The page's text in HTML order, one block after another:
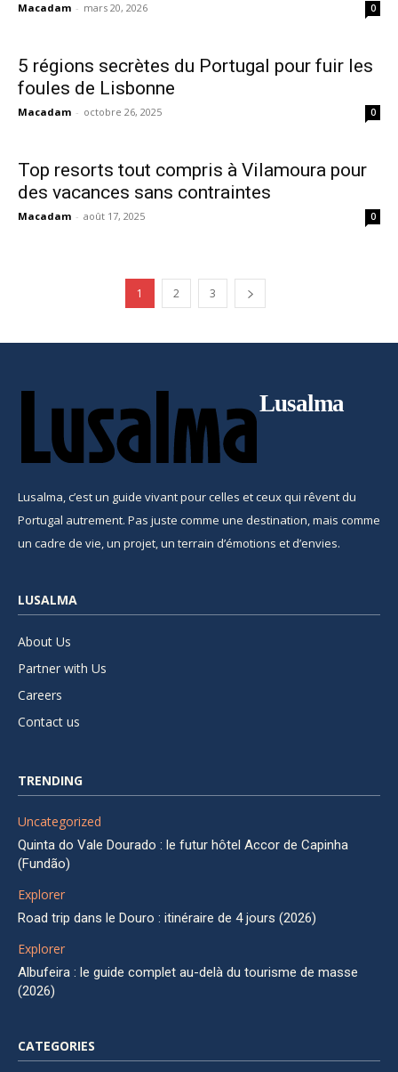
Macadam - mars 20, 2026 0
5 régions secrètes du Portugal pour fuir les
foules de Lisbonne
Macadam - octobre 26, 2025 0
Top resorts tout compris à Vilamoura pour
des vacances sans contraintes
Macadam - août 17, 2025 0
1 2 3
Lusalma
Lusalma, c’est un guide vivant pour celles et ceux qui rêvent du
Portugal autrement. Pas juste comme une destination, mais comme
un cadre de vie, un projet, un terrain d’émotions et d’envies.
LUSALMA
About Us
Partner with Us
Careers
Contact us
TRENDING
Uncategorized
Quinta do Vale Dourado : le futur hôtel Accor de Capinha
(Fundão)
Explorer
Road trip dans le Douro : itinéraire de 4 jours (2026)
Explorer
Albufeira : le guide complet au-delà du tourisme de masse
(2026)
CATEGORIES